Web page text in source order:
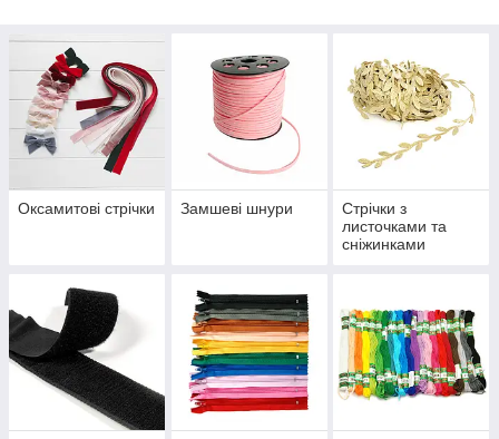
Оксамитові стрічки Замшеві шнури
Стрічки з
листочками та
сніжинками